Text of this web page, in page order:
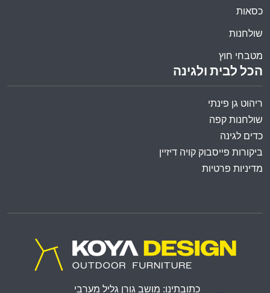
הכל לבית ולגינה
ריהוט גן פינתי
שולחנות קפה
כדים לגינה
ביקורות פייסבוק קויה דיזיין
מדיניות פרטיות
כסאות
שולחנות
מטבחי חוץ
כתובתינו: מושב גורן גליל מערבי